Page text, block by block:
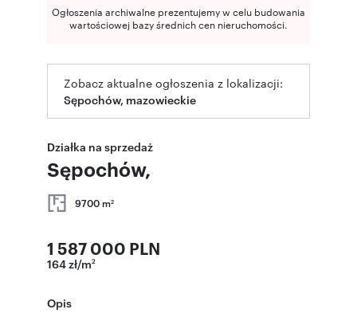
Ogłoszenia archiwalne prezentujemy w celu budowania
wartościowej bazy średnich cen nieruchomości.
Zobacz aktualne ogłoszenia z lokalizacji:
Sępochów, mazowieckie
Działka na sprzedaż
Sępochów,
9700 m2
1 587 000 PLN
164 zł/m2
Opis